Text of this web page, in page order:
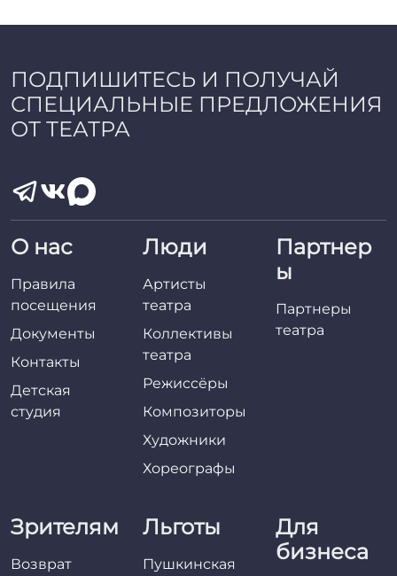
ПОДПИШИТЕСЬ И ПОЛУЧАЙ
СПЕЦИАЛЬНЫЕ ПРЕДЛОЖЕНИЯ
ОТ ТЕАТРА
О нас
Правила
посещения
Документы
Контакты
Детская
студия
Люди
Артисты
театра
Коллективы
театра
Режиссёры
Композиторы
Художники
Хореографы
Партнер
ы
Партнеры
театра
Зрителям
Возврат
Льготы
Пушкинская
Для
бизнеса